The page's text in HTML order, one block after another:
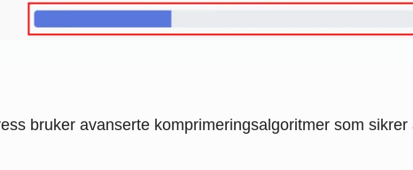
bruker avanserte komprimeringsalgoritmer som